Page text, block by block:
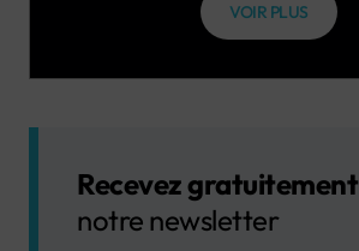
VOIR PLUS
Recevez gratuitement
notre newsletter